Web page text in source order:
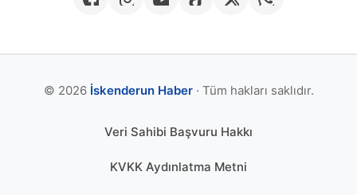
© 2026 İskenderun Haber· Tüm hakları saklıdır.
Veri Sahibi Başvuru Hakkı
KVKK Aydınlatma Metni